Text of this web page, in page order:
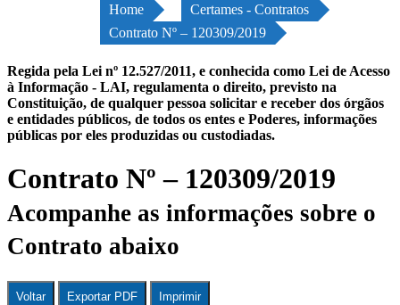
Home
Certames - Contratos
Contrato Nº – 120309/2019
Regida pela Lei nº 12.527/2011, e conhecida como Lei de Acesso
à Informação - LAI, regulamenta o direito, previsto na
Constituição, de qualquer pessoa solicitar e receber dos órgãos
e entidades públicos, de todos os entes e Poderes, informações
públicas por eles produzidas ou custodiadas.
Contrato Nº – 120309/2019
Acompanhe as informações sobre o
Contrato abaixo
Voltar Exportar PDF Imprimir